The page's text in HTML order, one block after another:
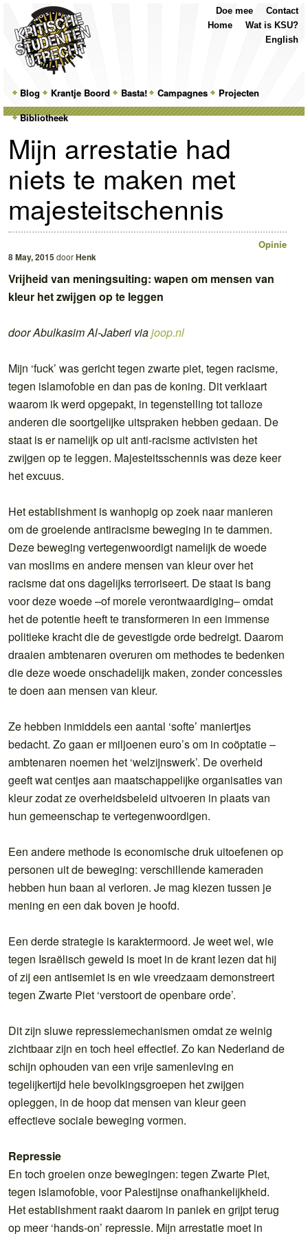
MainSkip
to
primary
content
Skip
to
secondary
content
Blog Krantje Boord Basta! Campagnes
Projecten
Bibliotheek
Contact
Doe mee
Wat is KSU?
Home
English
Mijn arrestatie had
niets te maken met
majesteitschennis
Opinie
8 May, 2015doorHenk
Vrijheid van meningsuiting: wapen om mensen van
kleur het zwijgen op te leggen
door Abulkasim Al-Jaberi viajoop.nl
Mijn ‘fuck’ was gericht tegen zwarte piet, tegen racisme,
tegen islamofobie en dan pas de koning. Dit verklaart
waarom ik werd opgepakt, in tegenstelling tot talloze
anderen die soortgelijke uitspraken hebben gedaan. De
staat is er namelijk op uit anti-racisme activisten het
zwijgen op te leggen. Majesteitsschennis was deze keer
het excuus.
Het establishment is wanhopig op zoek naar manieren
om de groeiende antiracisme beweging in te dammen.
Deze beweging vertegenwoordigt namelijk de woede
van moslims en andere mensen van kleur over het
racisme dat ons dagelijks terroriseert. De staat is bang
voor deze woede –of morele verontwaardiging– omdat
het de potentie heeft te transformeren in een immense
politieke kracht die de gevestigde orde bedreigt. Daarom
draaien ambtenaren overuren om methodes te bedenken
die deze woede onschadelijk maken, zonder concessies
te doen aan mensen van kleur.
Ze hebben inmiddels een aantal ‘softe’ maniertjes
bedacht. Zo gaan er miljoenen euro’s om in coöptatie –
ambtenaren noemen het ‘welzijnswerk’. De overheid
geeft wat centjes aan maatschappelijke organisaties van
kleur zodat ze overheidsbeleid uitvoeren in plaats van
hun gemeenschap te vertegenwoordigen.
Een andere methode is economische druk uitoefenen op
personen uit de beweging: verschillende kameraden
hebben hun baan al verloren. Je mag kiezen tussen je
mening en een dak boven je hoofd.
Een derde strategie is karaktermoord. Je weet wel, wie
tegen Israëlisch geweld is moet in de krant lezen dat hij
of zij een antisemiet is en wie vreedzaam demonstreert
tegen Zwarte Piet ‘verstoort de openbare orde’.
Dit zijn sluwe repressiemechanismen omdat ze weinig
zichtbaar zijn en toch heel effectief. Zo kan Nederland de
schijn ophouden van een vrije samenleving en
tegelijkertijd hele bevolkingsgroepen het zwijgen
opleggen, in de hoop dat mensen van kleur geen
effectieve sociale beweging vormen.
Repressie
En toch groeien onze bewegingen: tegen Zwarte Piet,
tegen islamofobie, voor Palestijnse onafhankelijkheid.
Het establishment raakt daarom in paniek en grijpt terug
op meer ‘hands-on’ repressie. Mijn arrestatie moet in